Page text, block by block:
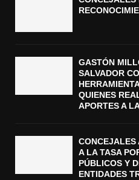
GASTÓN
SALVADOR
QUIENES
APORTES A
CONCEJALES
A LA TASA
PÚBLICOS Y
ENTIDADES